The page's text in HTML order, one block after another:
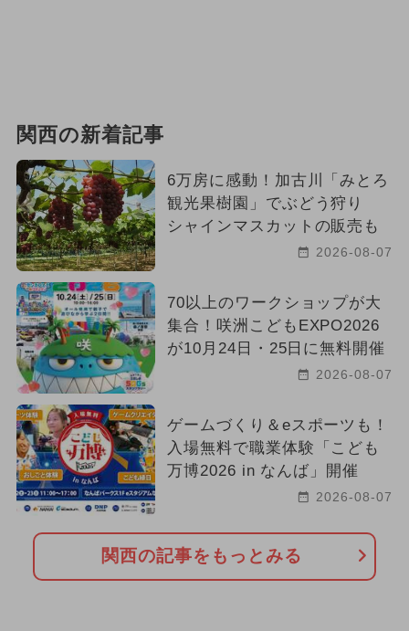
関西の新着記事
6万房に感動！加古川「みとろ
観光果樹園」でぶどう狩り
シャインマスカットの販売も
2026-08-07
70以上のワークショップが大
集合！咲洲こどもEXPO2026
が10月24日・25日に無料開催
2026-08-07
ゲームづくり＆eスポーツも！
入場無料で職業体験「こども
万博2026 in なんば」開催
2026-08-07
関西の記事をもっとみる